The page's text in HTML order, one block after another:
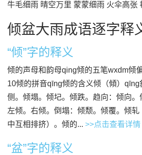
牛毛细雨 晴空万里 蒙蒙细雨 火伞高张
倾盆大雨成语逐字释
“倾”字的释义
倾的声母和韵母qing倾的五笔wxdm倾
10倾的拼音qīng倾的含义倾（傾）qīng
侧。倾塌。倾圮。倾跌。趋向：倾向。
左倾。右倾。倒塌：倾颓。倾覆。倾
中互相排挤）。倾的... >>点击查看详情
“盆”字的释义